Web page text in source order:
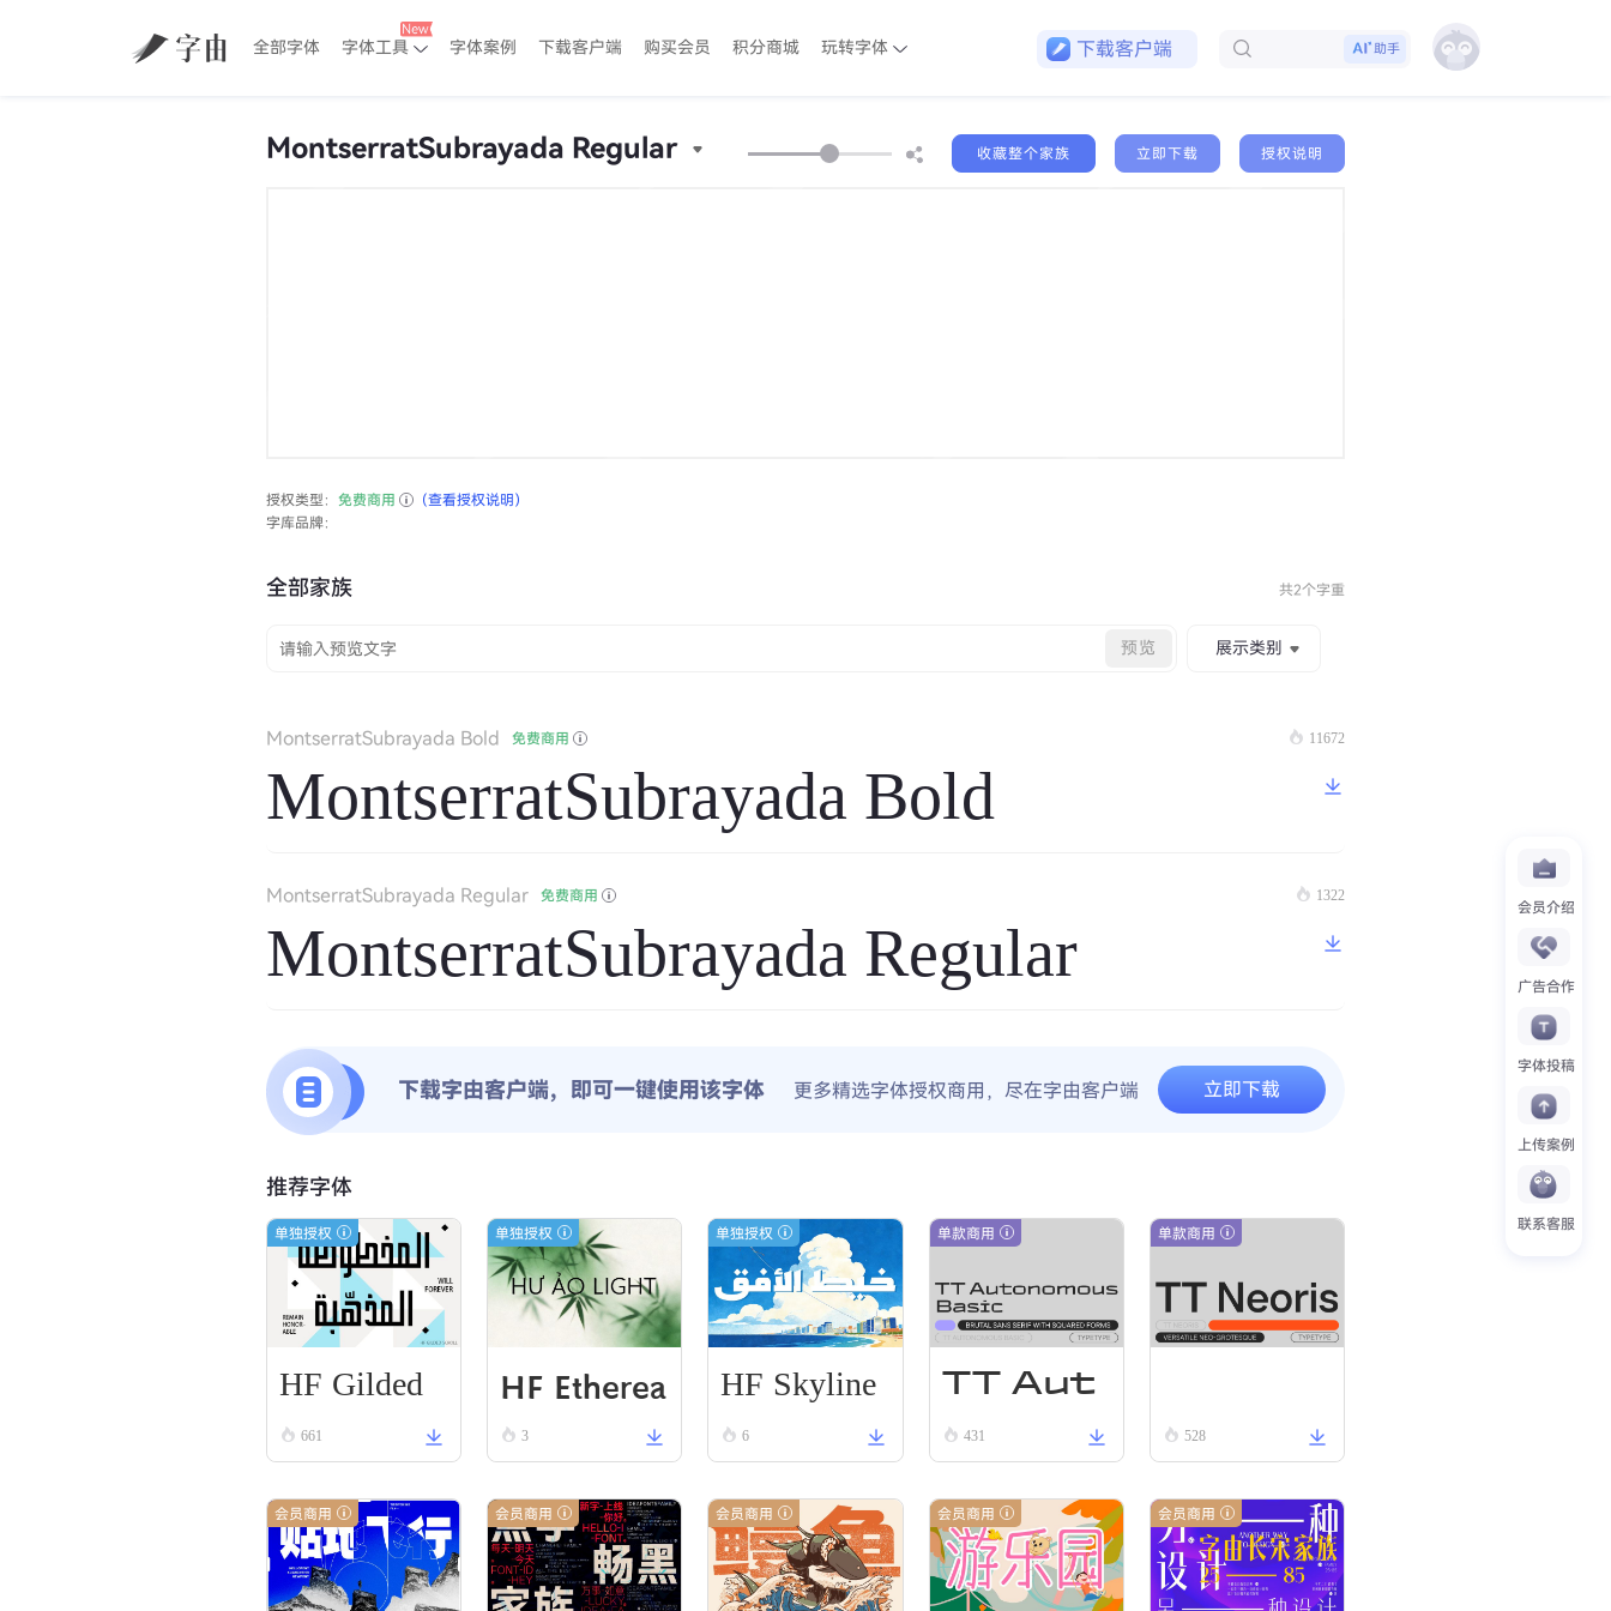
全部字体 字体工具 字体案例 下载客户端 购买会员 积分商城 玩转字体
下载客户端
助手
会员介绍
广告合作
字体投稿
上传案例
联系客服
MontserratSubrayada Regular 收藏整个家族 立即下载 授权说明
授权类型： 免费商用
（查看授权说明）
字库品牌：
全部家族 共2个字重
预览 展示类别
MontserratSubrayada Bold 免费商用
MontserratSubrayada Bold
11672
MontserratSubrayada Regular 免费商用
MontserratSubrayada Regular
1322
下载字由客户端，即可一键使用该字体 更多精选字体授权商用，尽在字由客户端 立即下载
推荐字体
单独授权
HF Gilded
Scroll
661
单独授权
HF Etherea
l Li VN Bla
ck
3
单独授权
HF Skyline
Thread
6
单款商用
TT Aut
onomo
us Reg
ular
431
单款商用
528
会员商用 会员商用 会员商用 会员商用 会员商用